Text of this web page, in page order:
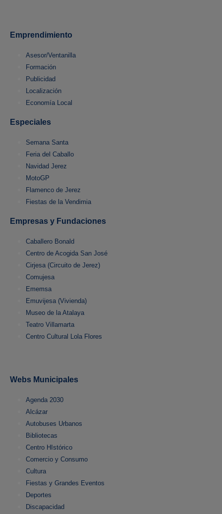
Emprendimiento
Asesor/Ventanilla
Formación
Publicidad
Localización
Economía Local
Especiales
Semana Santa
Feria del Caballo
Navidad Jerez
MotoGP
Flamenco de Jerez
Fiestas de la Vendimia
Empresas y Fundaciones
Caballero Bonald
Centro de Acogida San José
Cirjesa (Circuito de Jerez)
Comujesa
Ememsa
Emuvijesa (Vivienda)
Museo de la Atalaya
Teatro Villamarta
Centro Cultural Lola Flores
Webs Municipales
Agenda 2030
Alcázar
Autobuses Urbanos
Bibliotecas
Centro HIstórico
Comercio y Consumo
Cultura
Fiestas y Grandes Eventos
Deportes
Discapacidad